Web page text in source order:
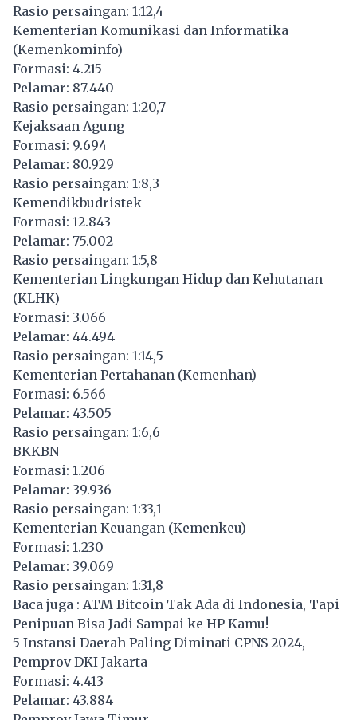
Rasio persaingan: 1:12,4
Kementerian Komunikasi dan Informatika
(Kemenkominfo)
Formasi: 4.215
Pelamar: 87.440
Rasio persaingan: 1:20,7
Kejaksaan Agung
Formasi: 9.694
Pelamar: 80.929
Rasio persaingan: 1:8,3
Kemendikbudristek
Formasi: 12.843
Pelamar: 75.002
Rasio persaingan: 1:5,8
Kementerian Lingkungan Hidup dan Kehutanan
(KLHK)
Formasi: 3.066
Pelamar: 44.494
Rasio persaingan: 1:14,5
Kementerian Pertahanan (Kemenhan)
Formasi: 6.566
Pelamar: 43.505
Rasio persaingan: 1:6,6
BKKBN
Formasi: 1.206
Pelamar: 39.936
Rasio persaingan: 1:33,1
Kementerian Keuangan (Kemenkeu)
Formasi: 1.230
Pelamar: 39.069
Rasio persaingan: 1:31,8
Baca juga : ATM Bitcoin Tak Ada di Indonesia, Tapi
Penipuan Bisa Jadi Sampai ke HP Kamu!
5 Instansi Daerah Paling Diminati CPNS 2024,
Pemprov DKI Jakarta
Formasi: 4.413
Pelamar: 43.884